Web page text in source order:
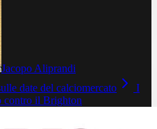
Jacopo Aliprandi
date del calciomercato
I
contro il Brighton